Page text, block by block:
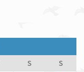
S
S